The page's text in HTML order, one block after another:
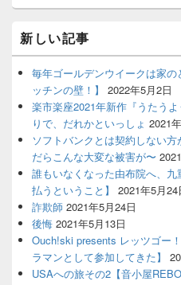
新しい記事
毎年ゴールデンウイークは家
ッチンの壁！】
2022年5月2日
楽市楽座2021年新作『うたう
りで、だれかといっしょ 2021
ソフトバンクとは契約しない
だらこんな大変な被害が〜
誰もいなくなった由布院へ、
払うということ】
2021年5月24
詐欺師 2021年5月24日
後悔 2021年5月13日
Ouch!ski presents レッツゴー
ラマンとして参加してきた】
USAへの旅その2【音小屋